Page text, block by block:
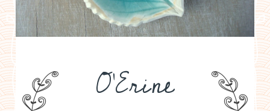
O'Erine
politique de confidentialité